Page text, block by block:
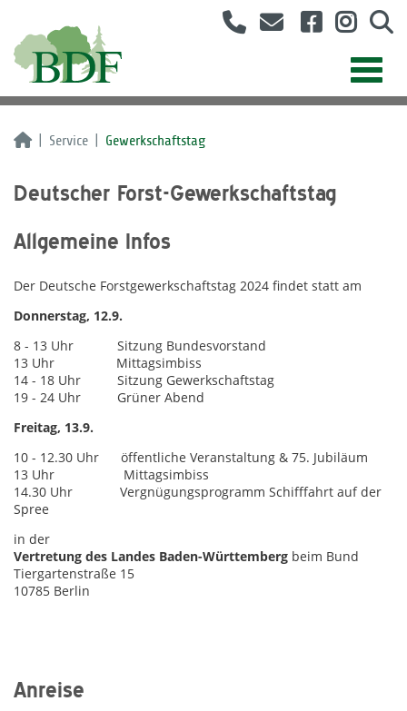
Service Gewerkschaftstag
Deutscher Forst-Gewerkschaftstag
Allgemeine Infos
Der Deutsche Forstgewerkschaftstag 2024 findet statt am
Donnerstag, 12.9.
8 - 13 Uhr Sitzung Bundesvorstand
13 Uhr Mittagsimbiss
14 - 18 Uhr Sitzung Gewerkschaftstag
19 - 24 Uhr Grüner Abend
Freitag, 13.9.
10 - 12.30 Uhr öffentliche Veranstaltung & 75. Jubiläum
13 Uhr Mittagsimbiss
14.30 Uhr Vergnügungsprogramm Schifffahrt auf der
Spree
in der
Vertretung des Landes Baden-Württemberg beim Bund
Tiergartenstraße 15
10785 Berlin
Anreise